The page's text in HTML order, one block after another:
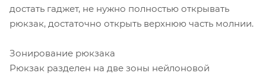
достать гаджет, не нужно полностью открывать
рюкзак, достаточно открыть верхнюю часть молнии.
Зонирование рюкзака
Рюкзак разделен на две зоны нейлоновой